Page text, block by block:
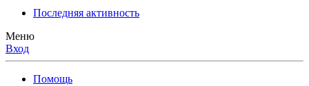
Последняя активность
Меню
Вход
Помощь